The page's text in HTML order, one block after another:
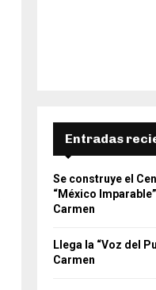
Entradas
Se construye el
“México
Carmen
Llega la “Voz del
Carmen